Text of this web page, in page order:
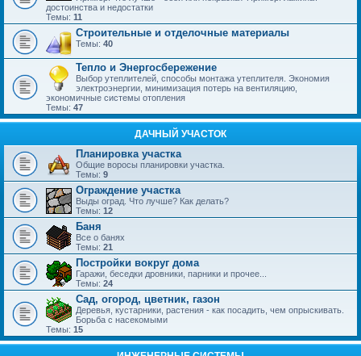
достоинства и недостатки
Темы: 11
Строительные и отделочные материалы
Темы: 40
Тепло и Энергосбережение
Выбор утеплителей, способы монтажа утеплителя. Экономия
электроэнергии, минимизация потерь на вентиляцию,
экономичные системы отопления
Темы: 47
ДАЧНЫЙ УЧАСТОК
Планировка участка
Общие воросы планировки участка.
Темы: 9
Ограждение участка
Выды оград. Что лучше? Как делать?
Темы: 12
Баня
Все о банях
Темы: 21
Постройки вокруг дома
Гаражи, беседки дровники, парники и прочее...
Темы: 24
Сад, огород, цветник, газон
Деревья, кустарники, растения - как посадить, чем опрыскивать.
Борьба с насекомыми
Темы: 15